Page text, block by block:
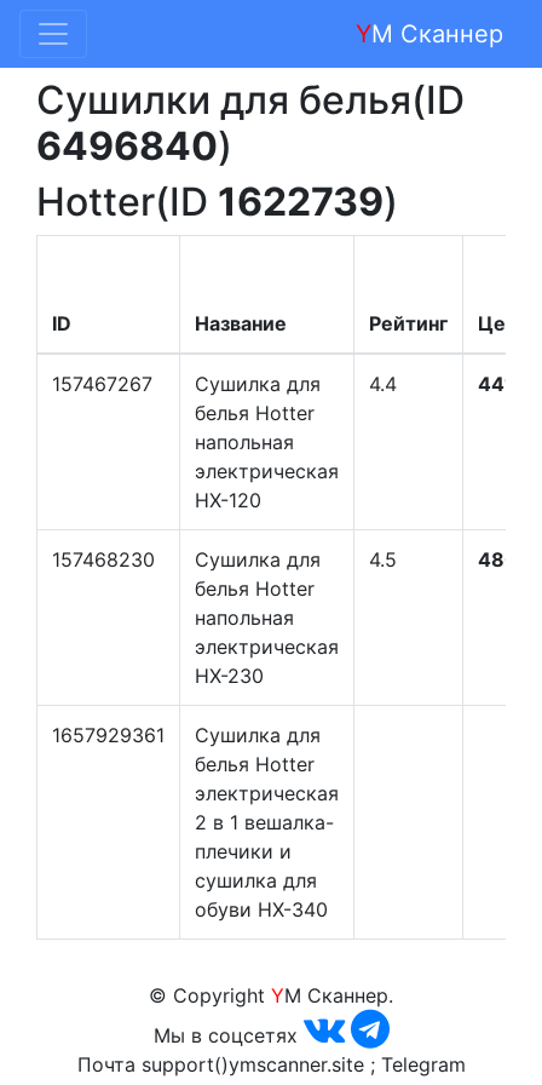
YM Сканнер
Сушилки для белья(ID
6496840)
Hotter(ID 1622739)
ID Название Рейтинг Цена
157467267
Сушилка для
белья Hotter
напольная
электрическая
HX-120
4.4 4410
157468230
Сушилка для
белья Hotter
напольная
электрическая
HX-230
4.5 4803
1657929361
Сушилка для
белья Hotter
электрическая
2 в 1 вешалка-
плечики и
сушилка для
обуви HX-340
© Copyright YM Сканнер.
Мы в соцсетях
Почта support()ymscanner.site ; Telegram